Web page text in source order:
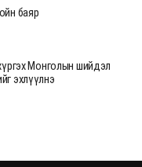
баяр
Монголын шийдэл
эхлүүлнэ